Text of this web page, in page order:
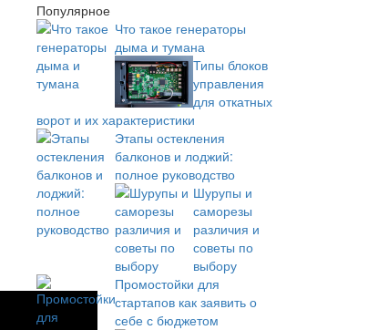
Популярное
Что такое генераторы
дыма и тумана
Типы блоков
управления
для откатных
ворот и их характеристики
Этапы остекления
балконов и лоджий:
полное руководство
Шурупы и
саморезы
различия и
советы по
выбору
Промостойки для
стартапов как заявить о
себе с бюджетом